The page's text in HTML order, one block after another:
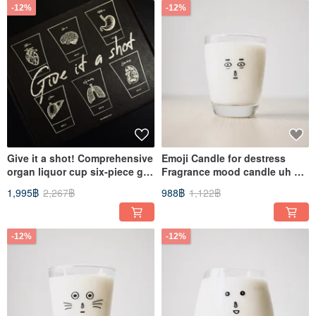
-12%
Give it a shot! Comprehensive
organ liquor cup six-piece gift
heart/liver/brain/lung/stomach/
1,995฿ 2,267฿
-12%
Emoji Candle for destress
Fragrance mood candle uh uh
Tieguanyin
988฿ 1,122฿
-12% -12%